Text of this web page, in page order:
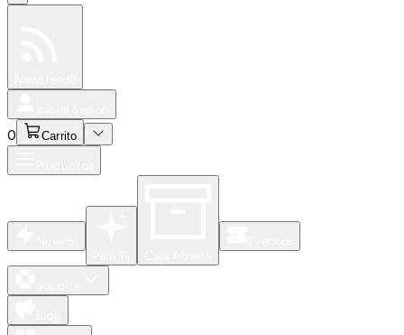
0 Carrito